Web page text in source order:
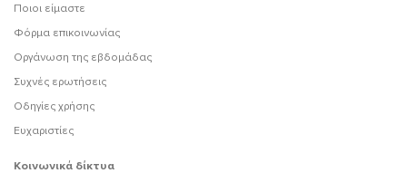
Ποιοι είμαστε
Φόρμα επικοινωνίας
Οργάνωση της εβδομάδας
Συχνές ερωτήσεις
Οδηγίες χρήσης
Ευχαριστίες
Κοινωνικά δίκτυα